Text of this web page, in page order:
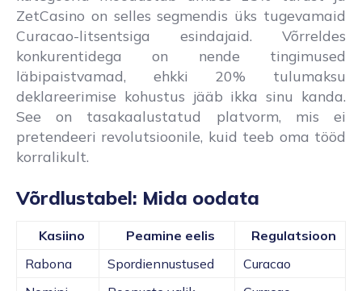
ZetCasino on selles segmendis üks tugevamaid
Curacao-litsentsiga esindajaid. Võrreldes
konkurentidega on nende tingimused
läbipaistvamad, ehkki 20% tulumaksu
deklareerimise kohustus jääb ikka sinu kanda.
See on tasakaalustatud platvorm, mis ei
pretendeeri revolutsioonile, kuid teeb oma tööd
korralikult.
Võrdlustabel: Mida oodata
Kasiino Peamine eelis
Regulatsioon
Rabona
Spordiennustused
Curacao